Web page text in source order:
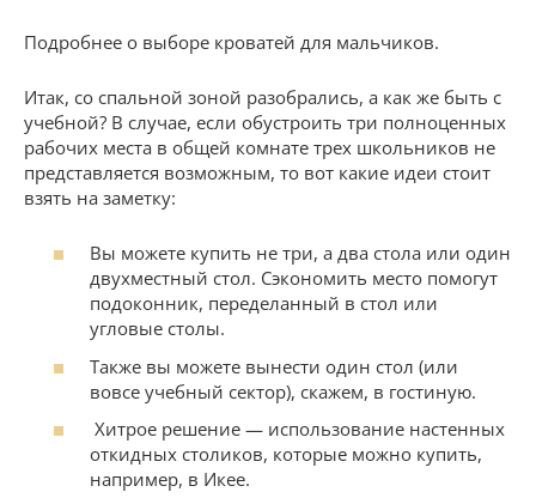
Подробнее о выборе кроватей для мальчиков.
Итак, со спальной зоной разобрались, а как же быть с
учебной? В случае, если обустроить три полноценных
рабочих места в общей комнате трех школьников не
представляется возможным, то вот какие идеи стоит
взять на заметку:
Вы можете купить не три, а два стола или один
двухместный стол. Сэкономить место помогут
подоконник, переделанный в стол или
угловые столы.
Также вы можете вынести один стол (или
вовсе учебный сектор), скажем, в гостиную.
Хитрое решение — использование настенных
откидных столиков, которые можно купить,
например, в Икее.